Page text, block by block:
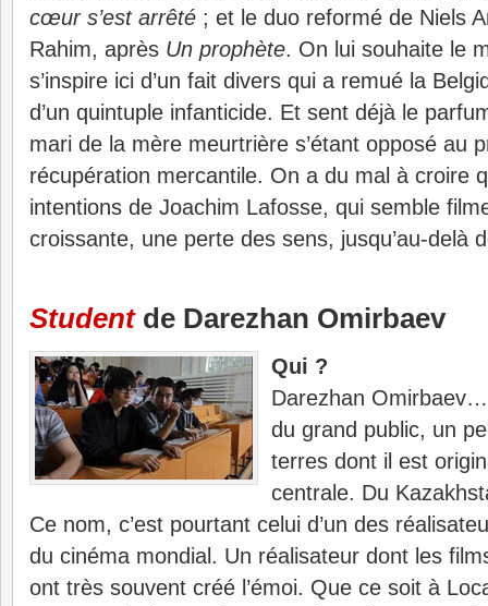
cœur s’est arrêté ; et le duo reformé de Niels
Rahim, après Un prophète. On lui souhaite le
s’inspire ici d’un fait divers qui a remué la
d’un quintuple infanticide. Et sent déjà le
mari de la mère meurtrière s’étant opposé au
récupération mercantile. On a du mal à croire
intentions de Joachim Lafosse, qui semble
croissante, une perte des sens, jusqu’au-delà
Studentde Darezhan Omirbaev
Qui ?
Darezhan
du grand public, un
terres dont il est
centrale. Du
Ce nom, c’est pourtant celui d’un des
du cinéma mondial. Un réalisateur dont les
ont très souvent créé l’émoi. Que ce soit à